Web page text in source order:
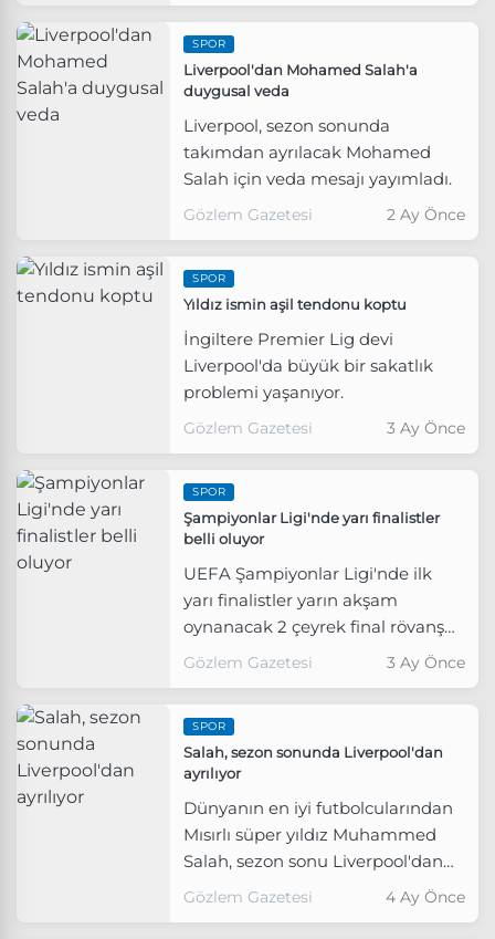
SPOR
Liverpool'dan Mohamed Salah'a
duygusal veda
Liverpool, sezon sonunda
takımdan ayrılacak Mohamed
Salah için veda mesajı yayımladı.
Gözlem Gazetesi 2 Ay Önce
SPOR
Yıldız ismin aşil tendonu koptu
İngiltere Premier Lig devi
Liverpool'da büyük bir sakatlık
problemi yaşanıyor.
Gözlem Gazetesi 3 Ay Önce
SPOR
Şampiyonlar Ligi'nde yarı finalistler
belli oluyor
UEFA Şampiyonlar Ligi'nde ilk
yarı finalistler yarın akşam
oynanacak 2 çeyrek final rövanş
maçının ardından belli olacak.
Gözlem Gazetesi 3 Ay Önce
SPOR
Salah, sezon sonunda Liverpool'dan
ayrılıyor
Dünyanın en iyi futbolcularından
Mısırlı süper yıldız Muhammed
Salah, sezon sonu Liverpool'dan
ayrılacağını açıkladı.
Gözlem Gazetesi 4 Ay Önce